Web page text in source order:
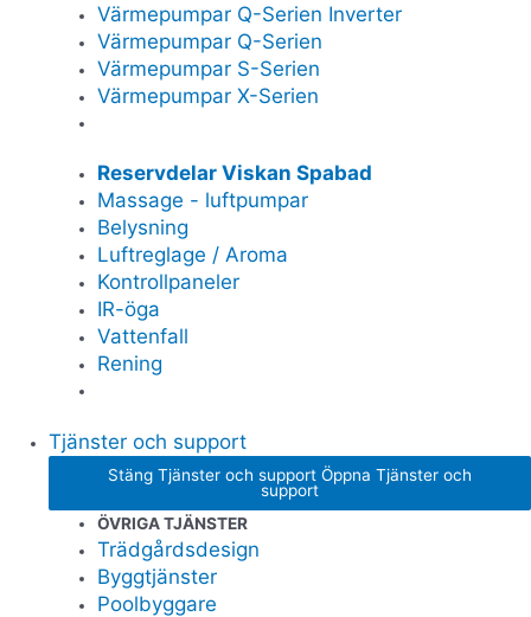
Värmepumpar Q-Serien Inverter
Värmepumpar Q-Serien
Värmepumpar S-Serien
Värmepumpar X-Serien
Reservdelar Viskan Spabad
Massage - luftpumpar
Belysning
Luftreglage / Aroma
Kontrollpaneler
IR-öga
Vattenfall
Rening
Tjänster och support
Stäng Tjänster och support Öppna Tjänster och
support
ÖVRIGA TJÄNSTER
Trädgårdsdesign
Byggtjänster
Poolbyggare